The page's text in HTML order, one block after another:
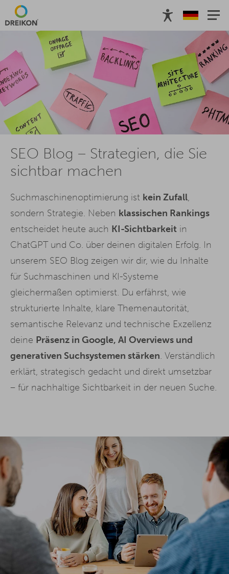
SEO Blog – Strategien, die Sie
sichtbar machen
Suchmaschinenoptimierung ist kein Zufall,
sondern Strategie. Neben klassischen Rankings
entscheidet heute auch KI-Sichtbarkeit in
ChatGPT und Co. über deinen digitalen Erfolg. In
unserem SEO Blog zeigen wir dir, wie du Inhalte
für Suchmaschinen und KI-Systeme
gleichermaßen optimierst. Du erfährst, wie
strukturierte Inhalte, klare Themenautorität,
semantische Relevanz und technische Exzellenz
deine Präsenz in Google, AI Overviews und
generativen Suchsystemen stärken. Verständlich
erklärt, strategisch gedacht und direkt umsetzbar
– für nachhaltige Sichtbarkeit in der neuen Suche.
Top-ArtikelSubscribe Alle BlogartikelLeistungen